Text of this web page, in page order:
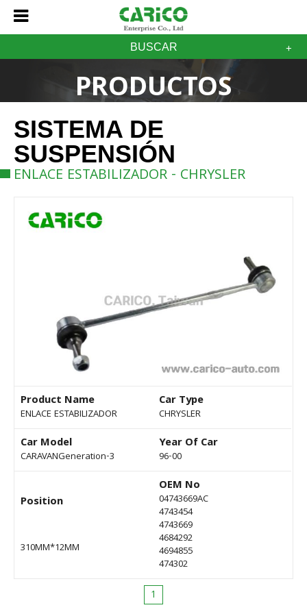
BUSCAR
PRODUCTOS
SISTEMA DE
SUSPENSIÓN
ENLACE ESTABILIZADOR - CHRYSLER
Product Name
ENLACE ESTABILIZADOR
Car Type
CHRYSLER
Car Model
CARAVANGeneration-3
Year Of Car
96-00
Position
310MM*12MM
OEM No
04743669AC
4743454
4743669
4684292
4694855
474302
1